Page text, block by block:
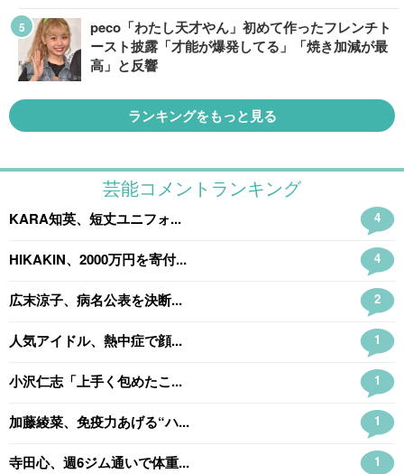
peco「わたし天才やん」初めて作ったフレンチト
ースト披露「才能が爆発してる」「焼き加減が最
高」と反響
ランキングをもっと見る